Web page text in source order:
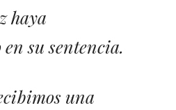
haya
su sentencia.
una